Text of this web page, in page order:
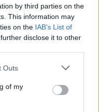
by third parties on the
This information may
on the IAB’s List of
disclose it to other
one or more Google
You may click to
its third-party tags to
in below Google
Outs
of my